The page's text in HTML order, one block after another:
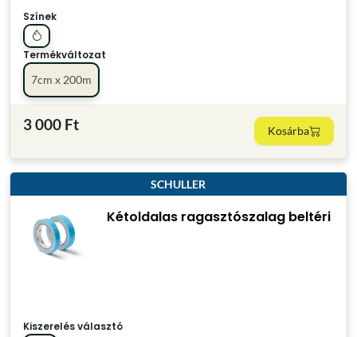
Színek
Termékváltozat
7cm x 200m
3 000 Ft Kosárba
SCHULLER
Kétoldalas ragasztószalag beltéri
Kiszerelés választó